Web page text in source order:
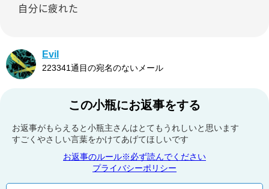
自分に疲れた
Evil
223341通目の宛名のないメール
この小瓶にお返事をする
お返事がもらえると小瓶主さんはとてもうれしいと思います
すごくやさしい言葉をかけてあげてほしいです
お返事のルール※必ず読んでください
プライバシーポリシー